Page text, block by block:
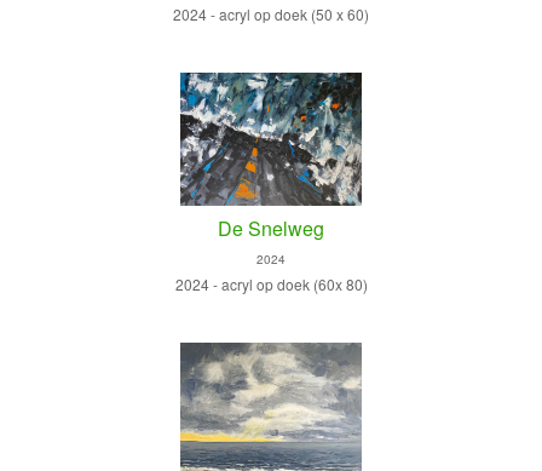
2024 - acryl op doek (50 x 60)
De Snelweg
2024
2024 - acryl op doek (60x 80)